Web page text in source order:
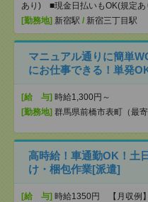
あり) ■現金日払いもOK(規定あ
[勤務地] 新宿駅 / 新宿三丁目駅
マニュアル通りに簡単
にお仕事できる！単発
[給 与] 時給1,300円～
[勤務地] 群馬県前橋市表町（最寄
高時給！車通勤OK！土
け・梱包作業[派遣]
[給 与] 時給1350円 【月収例